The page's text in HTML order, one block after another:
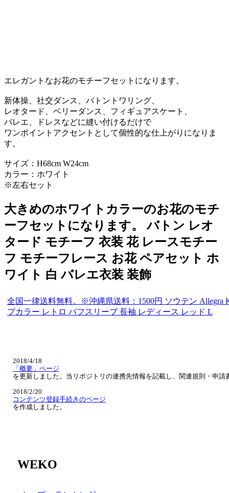
エレガントなお花のモチーフセットになります。
新体操、社交ダンス、バトントワリング、
レオタード、ベリーダンス、フィギュアスケート、
バレエ、ドレスなどに縫い付けるだけで
ワンポイントアクセントとして個性的な仕上がりになりま
す。
サイズ：H68cm W24cm
カラー：ホワイト
※左右セット
大きめのホワイトカラーのお花のモチ
ーフセットになります。 バトン レオ
タード モチーフ 衣装 花 レースモチー
フ モチーフレース お花 ペアセット ホ
ワイト 白 バレエ衣装 装飾
全国一律送料無料。※沖縄県送料：1500円 ソウテン
プカラー レトロ パフスリーブ 長袖 レディース レッド L
2018/4/18
「概要」ページ
を更新しました。当リポジトリの連携先情報を記載し、関連規則・申
2018/2/20
コンテンツ登録手続きのページ
を作成しました。
WEKO